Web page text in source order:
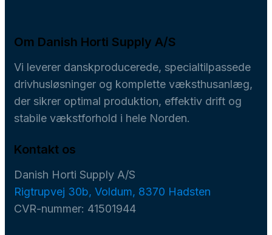
Om Danish Horti Supply A/S
Vi leverer danskproducerede, specialtilpassede
drivhusløsninger og komplette væksthusanlæg,
der sikrer optimal produktion, effektiv drift og
stabile vækstforhold i hele Norden.
Kontakt os
Danish Horti Supply A/S
Rigtrupvej 30b, Voldum, 8370 Hadsten
CVR-nummer: 41501944